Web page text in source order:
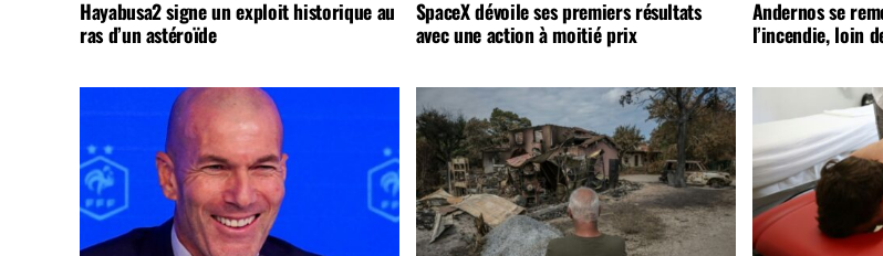
Hayabusa2 signe un exploit historique au
ras d’un astéroïde
SpaceX dévoile ses premiers résultats
avec une action à moitié prix
Andernos se
l’incendie, loin